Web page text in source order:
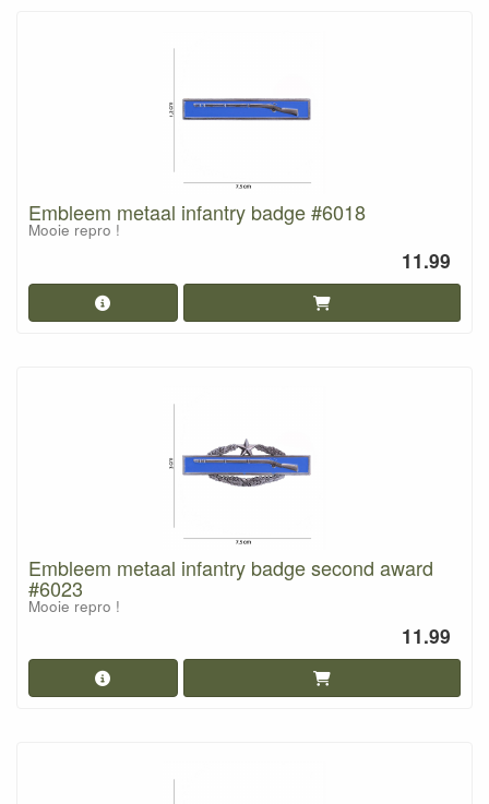
Embleem metaal infantry badge #6018
Mooie repro !
11.99
Embleem metaal infantry badge second award
#6023
Mooie repro !
11.99